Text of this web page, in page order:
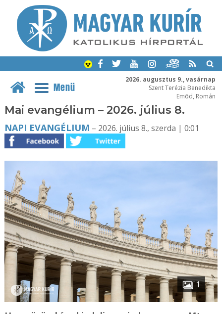
2026. augusztus 9., vasárnap
Szent Terézia Benedikta
Emõd, Román
Menü
Mai evangélium – 2026. július 8.
NAPI EVANGÉLIUM – 2026. július 8., szerda | 0:01
1